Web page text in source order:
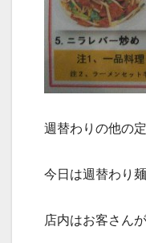
週替わりの他の
今日は週替わり
店内はお客さん